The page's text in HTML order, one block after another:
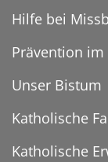
Hilfe bei
Prävention
Unser Bistum
Katholische
Katholische